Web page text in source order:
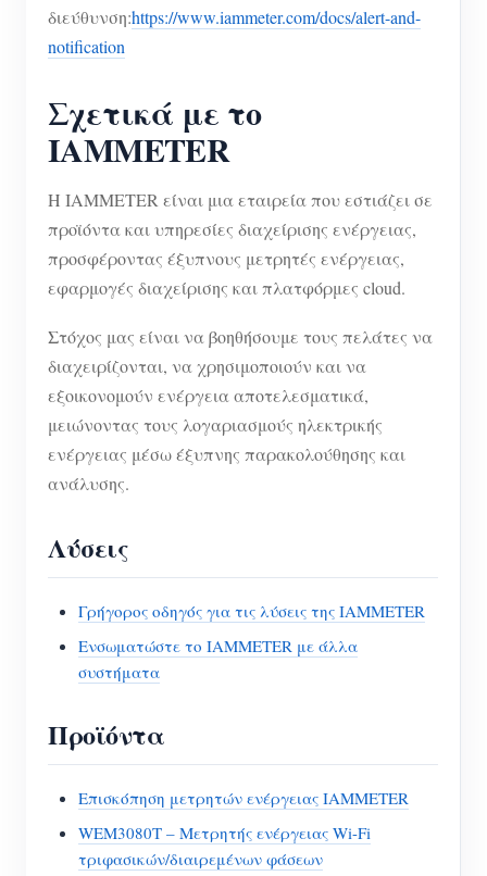
διεύθυνση:https://www.iammeter.com/docs/alert-and-
notification
Σχετικά με το
IAMMETER
Η IAMMETER είναι μια εταιρεία που εστιάζει σε
προϊόντα και υπηρεσίες διαχείρισης ενέργειας,
προσφέροντας έξυπνους μετρητές ενέργειας,
εφαρμογές διαχείρισης και πλατφόρμες cloud.
Στόχος μας είναι να βοηθήσουμε τους πελάτες να
διαχειρίζονται, να χρησιμοποιούν και να
εξοικονομούν ενέργεια αποτελεσματικά,
μειώνοντας τους λογαριασμούς ηλεκτρικής
ενέργειας μέσω έξυπνης παρακολούθησης και
ανάλυσης.
Λύσεις
Γρήγορος οδηγός για τις λύσεις της IAMMETER
Ενσωματώστε το IAMMETER με άλλα
συστήματα
Προϊόντα
Επισκόπηση μετρητών ενέργειας IAMMETER
WEM3080T – Μετρητής ενέργειας Wi-Fi
τριφασικών/διαιρεμένων φάσεων